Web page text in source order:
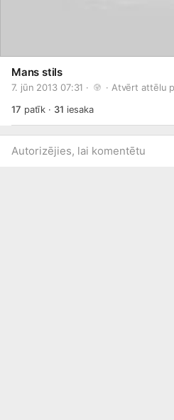
Mans stils
7. jūn 2013 07:31 · · Atvērt attēlu
17 patīk · 31 iesaka
Autorizējies, lai komentētu